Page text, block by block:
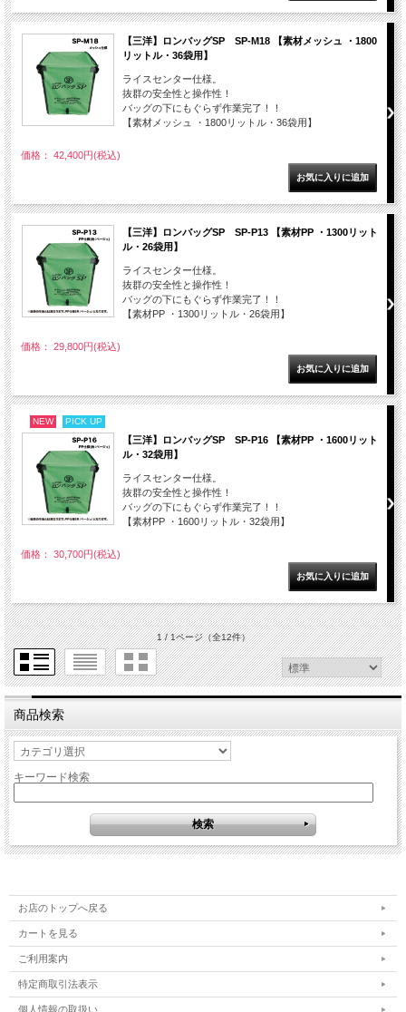
【三洋】ロンバッグSP SP-M18 【素材メッシュ ・1800
リットル・36袋用】
ライスセンター仕様。
抜群の安全性と操作性！
バッグの下にもぐらず作業完了！！
【素材メッシュ ・1800リットル・36袋用】
価格： 42,400円(税込)
【三洋】ロンバッグSP SP-P13 【素材PP ・1300リット
ル・26袋用】
ライスセンター仕様。
抜群の安全性と操作性！
バッグの下にもぐらず作業完了！！
【素材PP ・1300リットル・26袋用】
価格： 29,800円(税込)
NEW PICK UP
【三洋】ロンバッグSP SP-P16 【素材PP ・1600リット
ル・32袋用】
ライスセンター仕様。
抜群の安全性と操作性！
バッグの下にもぐらず作業完了！！
【素材PP ・1600リットル・32袋用】
価格： 30,700円(税込)
1 / 1ページ（全12件）
商品検索
キーワード検索
お店のトップへ戻る
カートを見る
ご利用案内
特定商取引法表示
個人情報の取扱い